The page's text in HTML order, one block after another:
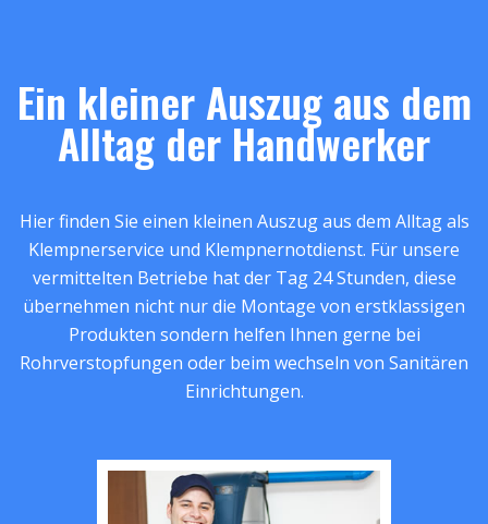
Ein kleiner Auszug aus dem
Alltag der Handwerker
Hier finden Sie einen kleinen Auszug aus dem Alltag als
Klempnerservice und Klempnernotdienst. Für unsere
vermittelten Betriebe hat der Tag 24 Stunden, diese
übernehmen nicht nur die Montage von erstklassigen
Produkten sondern helfen Ihnen gerne bei
Rohrverstopfungen oder beim wechseln von Sanitären
Einrichtungen.